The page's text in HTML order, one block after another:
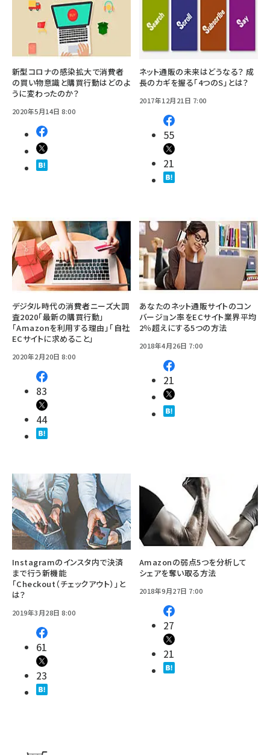
新型コロナの感染拡大で消費者
の買い物意識と購買行動はどのよ
うに変わったのか？
2020年5月14日 8:00
ネット通販の未来はどうなる？ 成
長のカギを握る「4つのS」とは？
2017年12月21日 7:00
55
21
デジタル時代の消費者ニーズ大調
査2020「最新の購買行動」
「Amazonを利用する理由」「自社
ECサイトに求めること」
2020年2月20日 8:00
83
44
あなたのネット通販サイトのコン
バージョン率をECサイト業界平均
2％超えにする5つの方法
2018年4月26日 7:00
21
Instagramのインスタ内で決済
まで行う新機能
「Checkout（チェックアウト）」と
は？
2019年3月28日 8:00
61
23
Amazonの弱点5つを分析して
シェアを奪い取る方法
2018年9月27日 7:00
27
21